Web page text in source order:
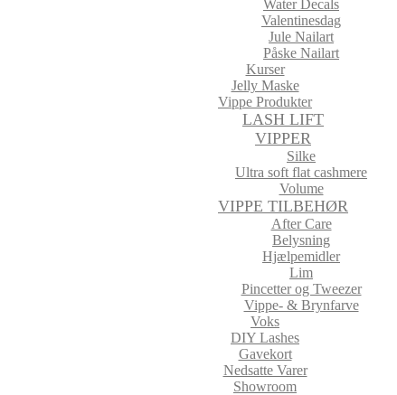
Water Decals
Valentinesdag
Jule Nailart
Påske Nailart
Kurser
Jelly Maske
Vippe Produkter
LASH LIFT
VIPPER
Silke
Ultra soft flat cashmere
Volume
VIPPE TILBEHØR
After Care
Belysning
Hjælpemidler
Lim
Pincetter og Tweezer
Vippe- & Brynfarve
Voks
DIY Lashes
Gavekort
Nedsatte Varer
Showroom